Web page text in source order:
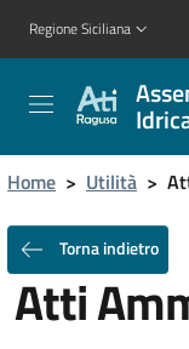
Regione Siciliana
Home > Utilità >
Torna indietro
Atti